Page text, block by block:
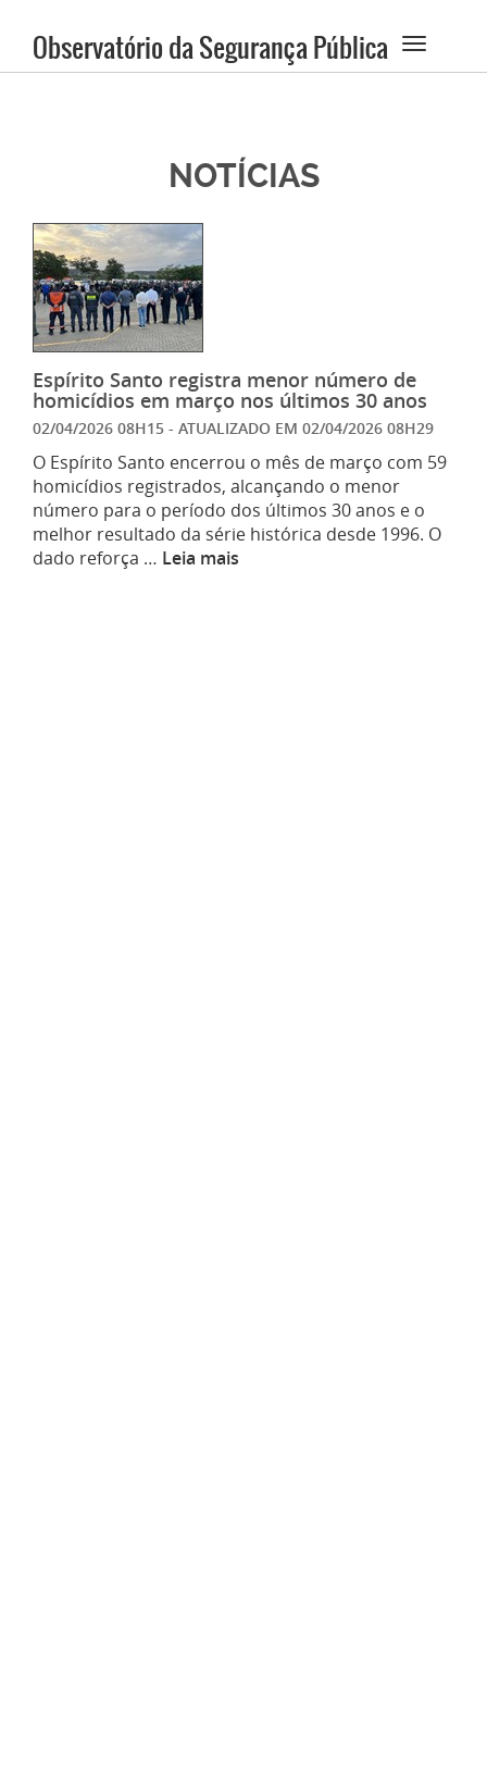
Observatório da Segurança Pública
NOTÍCIAS
Espírito Santo registra menor número de
homicídios em março nos últimos 30 anos
02/04/2026 08H15 - ATUALIZADO EM 02/04/2026 08H29
O Espírito Santo encerrou o mês de março com 59
homicídios registrados, alcançando o menor
número para o período dos últimos 30 anos e o
melhor resultado da série histórica desde 1996. O
dado reforça … Leia mais